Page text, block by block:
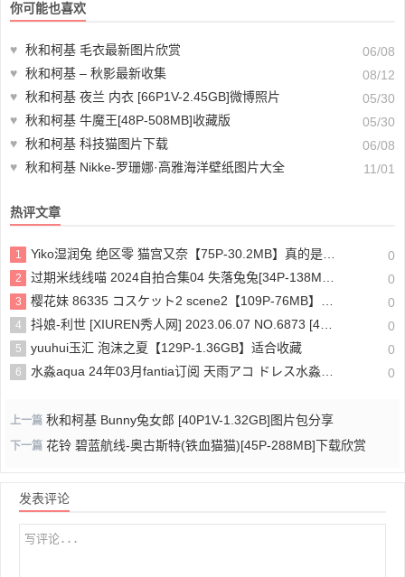
你可能也喜欢
♥ 秋和柯基 毛衣最新图片欣赏
06/08
♥ 秋和柯基 – 秋影最新收集
08/12
♥ 秋和柯基 夜兰 内衣 [66P1V-2.45GB]微博照片
05/30
♥ 秋和柯基 牛魔王[48P-508MB]收藏版
05/30
♥ 秋和柯基 科技猫图片下载
06/08
♥ 秋和柯基 Nikke-罗珊娜·高雅海洋壁纸图片大全 11/01
热评文章
1 Yiko湿润兔 绝区零 猫宫又奈【75P-30.2MB】真的是yyds！ 0
2 过期米线线喵 2024自拍合集04 失落兔兔[34P-138MB]过期米线线喵是做什么的？ 0
3 樱花妹 86335 コスケット2 scene2【109P-76MB】cos作品欣赏 0
4 抖娘-利世 [XIUREN秀人网] 2023.06.07 NO.6873 [47P-386MB]抖娘利世定制 0
5 yuuhui玉汇 泡沫之夏【129P-1.36GB】适合收藏 0
6 水淼aqua 24年03月fantia订阅 天雨アコ ドレス水淼aqua付费图片分享 0
上一篇 秋和柯基 Bunny兔女郎 [40P1V-1.32GB]图片包分享
下一篇 花铃 碧蓝航线-奥古斯特(铁血猫猫)[45P-288MB]下载欣赏
发表评论